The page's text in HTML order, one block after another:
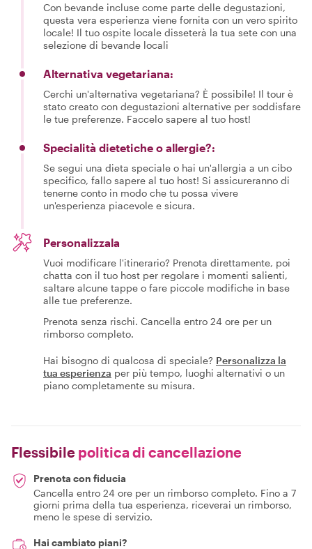
Con bevande incluse come parte delle degustazioni,
questa vera esperienza viene fornita con un vero spirito
locale! Il tuo ospite locale disseterà la tua sete con una
selezione di bevande locali
Alternativa vegetariana:
Cerchi un'alternativa vegetariana? È possibile! Il tour è
stato creato con degustazioni alternative per soddisfare
le tue preferenze. Faccelo sapere al tuo host!
Specialità dietetiche o allergie?:
Se segui una dieta speciale o hai un'allergia a un cibo
specifico, fallo sapere al tuo host! Si assicureranno di
tenerne conto in modo che tu possa vivere
un'esperienza piacevole e sicura.
Personalizzala
Vuoi modificare l'itinerario? Prenota direttamente, poi
chatta con il tuo host per regolare i momenti salienti,
saltare alcune tappe o fare piccole modifiche in base
alle tue preferenze.
Prenota senza rischi. Cancella entro 24 ore per un
rimborso completo.
Hai bisogno di qualcosa di speciale? Personalizza la
tua esperienza per più tempo, luoghi alternativi o un
piano completamente su misura.
Flessibile politica di cancellazione
Prenota con fiducia
Cancella entro 24 ore per un rimborso completo. Fino a 7
giorni prima della tua esperienza, riceverai un rimborso,
meno le spese di servizio.
Hai cambiato piani?